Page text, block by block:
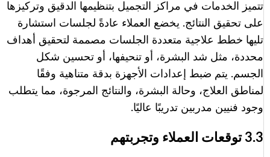
تتميز الخدمات في مراكز التجميل بتنظيمها الدقيق وتركيزها
على تحقيق النتائج. يخضع العملاء عادةً لجلسات استشارة
تليها خطط علاجية متعددة الجلسات مصممة لتحقيق أهداف
محددة، مثل شد البشرة، أو تنحيفها، أو تحسين شكل
الجسم. يتم ضبط إعدادات الأجهزة بدقة متناهية وفقًا
لمناطق العلاج، وحالة البشرة، والنتائج المرجوة، مما يتطلب
وجود فنيين مدربين تدريبًا عاليًا.
3.3 توقعات العملاء وتجربتهم